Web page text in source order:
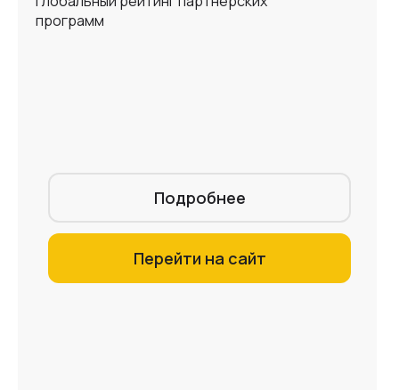
программ
Перейти на сайт
Подробнее